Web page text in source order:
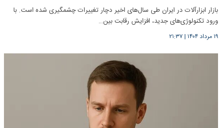
بازار ابزارآلات در ایران طی سال‌های اخیر دچار تغییرات چشمگیری شده است. با
ورود تکنولوژی‌های جدید، افزایش رقابت بین…
۱۹ مرداد ۱۴۰۴ | ۲۱:۳۷